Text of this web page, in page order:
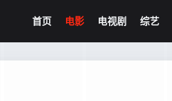
首页 电影 电视剧 综艺